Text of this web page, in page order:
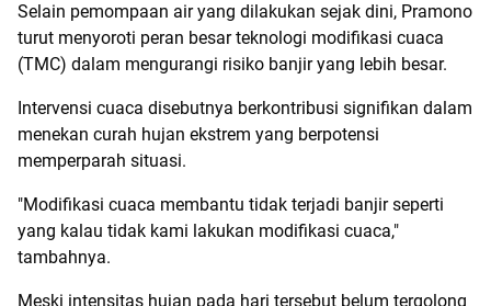
Selain pemompaan air yang dilakukan sejak dini, Pramono
turut menyoroti peran besar teknologi modifikasi cuaca
(TMC) dalam mengurangi risiko banjir yang lebih besar.
Intervensi cuaca disebutnya berkontribusi signifikan dalam
menekan curah hujan ekstrem yang berpotensi
memperparah situasi.
"Modifikasi cuaca membantu tidak terjadi banjir seperti
yang kalau tidak kami lakukan modifikasi cuaca,"
tambahnya.
Meski intensitas hujan pada hari tersebut belum tergolong